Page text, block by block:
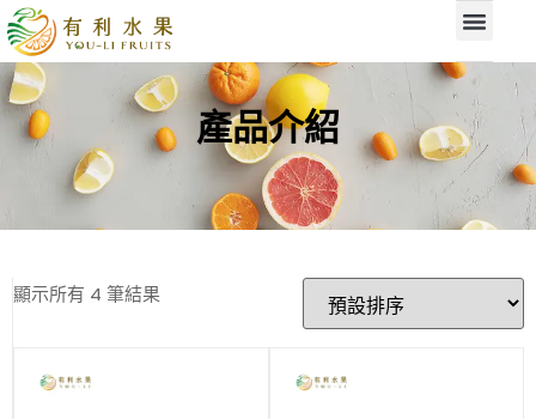
產品介紹
顯示所有 4 筆結果